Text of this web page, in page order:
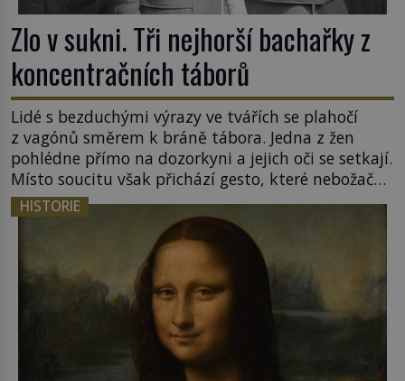
Zlo v sukni. Tři nejhorší bachařky z
koncentračních táborů
Lidé s bezduchými výrazy ve tvářích se plahočí
z vagónů směrem k bráně tábora. Jedna z žen
pohlédne přímo na dozorkyni a jejich oči se setkají.
Místo soucitu však přichází gesto, které nebožačku
posílá rovnou do plynové komory. Jména jako
Rudolf Höss (1901–1947), Josef Mengele (1911–
1979) či Heinrich Himmler (1900–1945) zná každý,
o koho se historie jen otřela. Jenže […]
HISTORIE